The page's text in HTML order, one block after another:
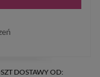
DOSTAWY OD: